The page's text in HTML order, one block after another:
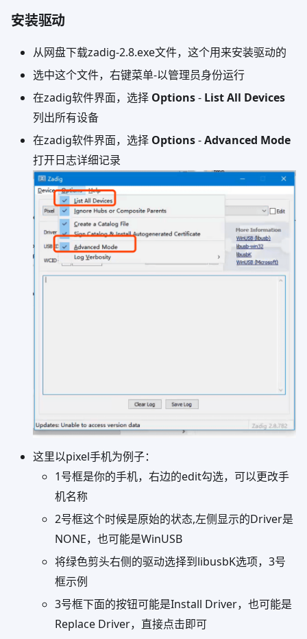
安装驱动
从网盘下载zadig-2.8.exe文件，这个用来安装驱动的
选中这个文件，右键菜单-以管理员身份运行
在zadig软件界面，选择 Options- List All Devices
列出所有设备
在zadig软件界面，选择 Options-Advanced Mode
打开日志详细记录
这里以pixel手机为例子：
1号框是你的手机，右边的edit勾选，可以更改手
机名称
2号框这个时候是原始的状态,左侧显示的Driver是
NONE，也可能是WinUSB
将绿色剪头右侧的驱动选择到libusbK选项，3号
框示例
3号框下面的按钮可能是Install Driver，也可能是
Replace Driver，直接点击即可